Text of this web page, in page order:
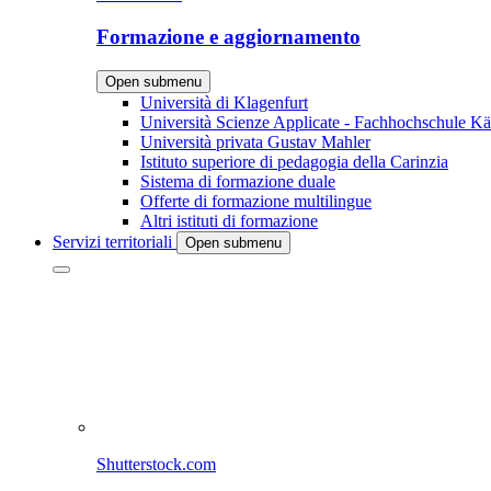
Formazione e aggiornamento
Open submenu
Università di Klagenfurt
Università Scienze Applicate - Fachhochschule
Università privata Gustav Mahler
Istituto superiore di pedagogia della Carinzia
Sistema di formazione duale
Offerte di formazione multilingue
Altri istituti di formazione
Servizi territoriali
Open submenu
Shutterstock.com